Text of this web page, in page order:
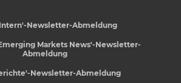
Newsletter-Abmeldung
Markets News'-Newsletter-
Abmeldung
Newsletter-Abmeldung